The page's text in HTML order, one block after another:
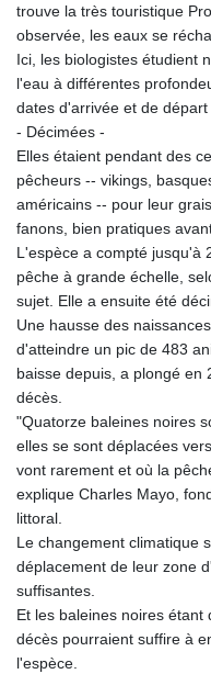
trouve la très touristique
observée, les eaux se
Ici, les biologistes étudient
l'eau à différentes
dates d'arrivée et de
- Décimées -
Elles étaient pendant des
pêcheurs -- vikings,
américains -- pour leur
fanons, bien pratiques
L'espèce a compté jusqu'à
pêche à grande échelle,
sujet. Elle a ensuite été
Une hausse des
d'atteindre un pic de 483
baisse depuis, a plongé en
décès.
"Quatorze baleines noires
elles se sont déplacées
vont rarement et où la
explique Charles Mayo,
littoral.
Le changement climatique
déplacement de leur zone
suffisantes.
Et les baleines noires
décès pourraient suffire à
l'espèce.